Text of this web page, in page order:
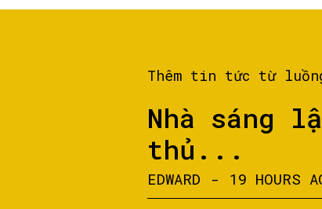
Thêm tin tức từ
Nhà sáng
thủ...
EDWARD - 19 HOURS